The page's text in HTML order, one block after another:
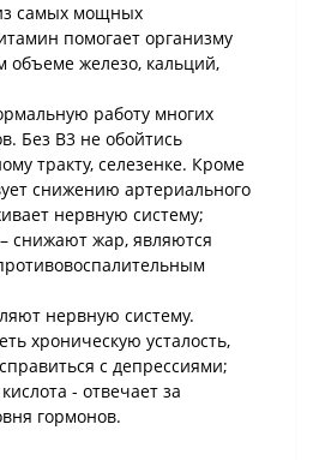
самых мощных
помогает организму
объеме железо, кальций,
работу многих
Без B3 не обойтись
тракту, селезенке. Кроме
снижению артериального
нервную систему;
снижают жар, являются
нервную систему.
хроническую усталость,
с депрессиями;
- отвечает за
гормонов.